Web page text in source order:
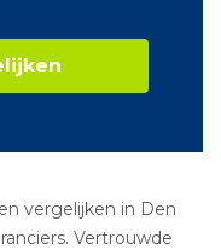
vergelijken in Den
Vertrouwde